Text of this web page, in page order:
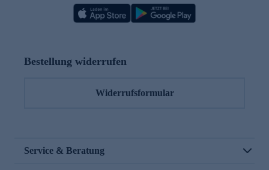
Bestellung widerrufen
Widerrufsformular
Service & Beratung